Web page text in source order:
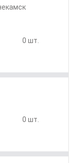
0 шт.
0 шт.